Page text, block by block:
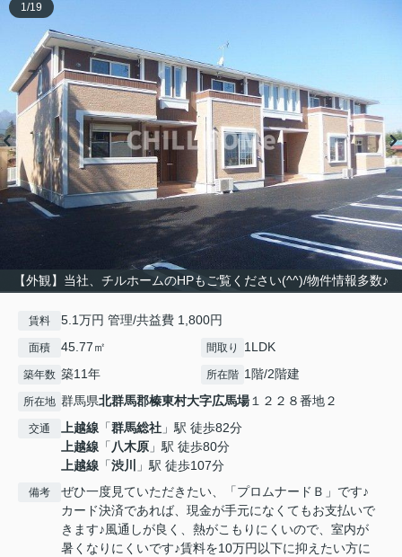
【外観】当社、チルホームのHPもご覧ください(^^)/物件情報多数♪
1/19
賃料 5.1万円 管理/共益費 1,800円
面積 45.77㎡ 間取り 1LDK
築年数 築11年 所在階 1階/2階建
所在地 群馬県北群馬郡榛東村大字広馬場１２２８番地２
交通 上越線 「群馬総社 」駅 徒歩82分
上越線 「八木原 」駅 徒歩80分
上越線 「渋川 」駅 徒歩107分
備考
ぜひ一度見ていただきたい、「プロムナードＢ」です♪
カード決済であれば、現金が手元になくてもお支払いで
きます♪風通しが良く、熱がこもりにくいので、室内が
暑くなりにくいです♪賃料を10万円以下に抑えたい方に